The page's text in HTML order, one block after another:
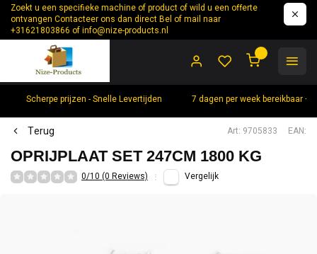
Zoekt u een specifieke machine of product of wild u een offerte
ontvangen Contacteer ons dan direct Bel of mail naar
+31621803866 ofinfo@nize-products.nl
Scherpe prijzen - Snelle Levertijden 7 dagen per week bereikbaar
Terug Art: 9705833 EAN:
OPRIJPLAAT SET 247CM 1800 KG
0/10 (0 Reviews) Vergelijk